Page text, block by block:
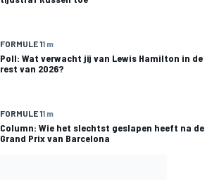
FORMULE 11 m
Poll: Wat verwacht jij van Lewis Hamilton in de
rest van 2026?
FORMULE 11 m
Column: Wie het slechtst geslapen heeft na de
Grand Prix van Barcelona